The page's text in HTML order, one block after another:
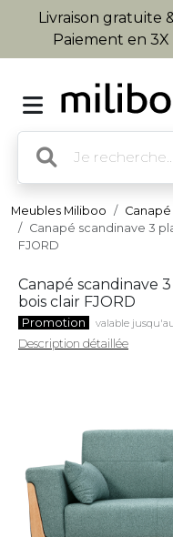
Livraison gratuite
Paiement en 3X
Meubles Miliboo Canapé
Canapé scandinave 3
FJORD
Canapé scandinave
bois clair FJORD
Promotion valable
Description détaillée